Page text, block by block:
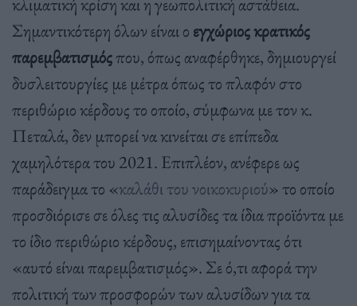
Σημαντικότερη όλων είναι ο εγχώριος κρατικός
παρεμβατισμόςπου, όπως αναφέρθηκε, δημιουργεί
δυσλειτουργίες με μέτρα όπως το πλαφόν στο
περιθώριο κέρδους το οποίο, σύμφωνα με τον κ.
Πεταλά, δεν μπορεί να κινείται σε επίπεδα
χαμηλότερα του 2021. Επιπλέον, ανέφερε ως
παράδειγμα το «καλάθι του νοικοκυριού» το οποίο
προσδιόρισε σε όλες τις αλυσίδες τα ίδια προϊόντα με
το ίδιο περιθώριο κέρδους, επισημαίνοντας ότι
«αυτό είναι παρεμβατισμός». Σε ό,τι αφορά την
πολιτική των προσφορών των αλυσίδων για τα